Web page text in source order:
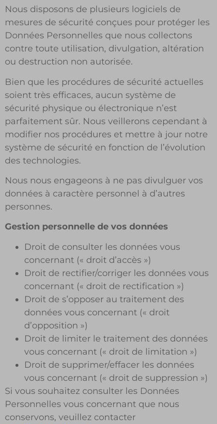
Nous disposons de plusieurs logiciels de
mesures de sécurité conçues pour protéger les
Données Personnelles que nous collectons
contre toute utilisation, divulgation, altération
ou destruction non autorisée.
Bien que les procédures de sécurité actuelles
soient très efficaces, aucun système de
sécurité physique ou électronique n’est
parfaitement sûr. Nous veillerons cependant à
modifier nos procédures et mettre à jour notre
système de sécurité en fonction de l’évolution
des technologies.
Nous nous engageons à ne pas divulguer vos
données à caractère personnel à d’autres
personnes.
Gestion personnelle de vos données
Droit de consulter les données vous
concernant (« droit d’accès »)
Droit de rectifier/corriger les données vous
concernant (« droit de rectification »)
Droit de s’opposer au traitement des
données vous concernant (« droit
d’opposition »)
Droit de limiter le traitement des données
vous concernant (« droit de limitation »)
Droit de supprimer/effacer les données
vous concernant (« droit de suppression »)
Si vous souhaitez consulter les Données
Personnelles vous concernant que nous
conservons, veuillez contacter